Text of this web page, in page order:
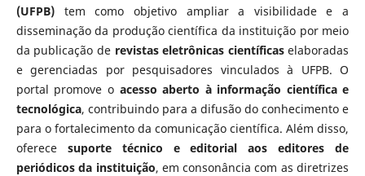
(UFPB)tem como objetivo ampliar a visibilidade e a
disseminação da produção científica da instituição por meio
da publicação de revistas eletrônicas científicaselaboradas
e gerenciadas por pesquisadores vinculados à UFPB. O
portal promove o acesso aberto à informação científica e
tecnológica, contribuindo para a difusão do conhecimento e
para o fortalecimento da comunicação científica. Além disso,
oferece suporte técnico e editorial aos editores de
periódicos da instituição, em consonância com as diretrizes